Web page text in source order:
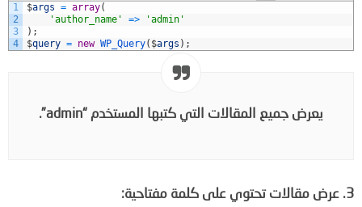
1
2
3
4
$args = array(
'author_name'
=>
'admin'
) ;
$query = new WP_Query( $args ) ;
يعرض جميع المقالات التي كتبها المستخدم “admin”.
3. عرض مقالات تحتوي على كلمة مفتاحية: